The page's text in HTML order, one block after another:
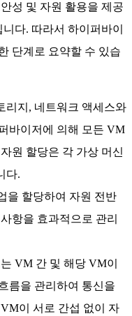
성 및 자원 활용을 제공
다. 따라서 하이퍼바이
단계로 요약할 수 있습
리지, 네트워크 액세스와
바이저에 의해 모든 VM
원 할당은 각 가상 머신
다.
을 할당하여 자원 전반
항을 효과적으로 관리
VM 간 및 해당 VM이
름을 관리하여 통신을
이 서로 간섭 없이 자